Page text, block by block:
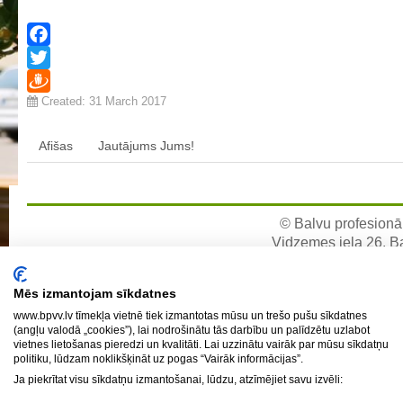
Aktualizētais pašvērtējuma ziņojums 2025
BPVV attīstības un investīciju stratēģijas plāns
Investīciju un attīstības stratēģija
Konvents
Latvijas Koks "Biedra sertifikāts"
Izglītības process
Vispārējās izglītības programmas
Valsts aizsardzības mācību programma
Facebook
Twitter
Draugiem
Created: 31 March 2017
Afišas Jautājums Jums!
© Balvu
Vidzemes iela 26,
Mēs izmantojam sīkdatnes
www.bpvv.lv tīmekļa vietnē tiek izmantotas mūsu un trešo pušu sīkdatnes
(angļu valodā „cookies”), lai nodrošinātu tās darbību un palīdzētu uzlabot
vietnes lietošanas pieredzi un kvalitāti. Lai uzzinātu vairāk par mūsu sīkdatņu
politiku, lūdzam noklikšķināt uz pogas “Vairāk informācijas”.
Ja piekrītat visu sīkdatņu izmantošanai, lūdzu, atzīmējiet savu izvēli: